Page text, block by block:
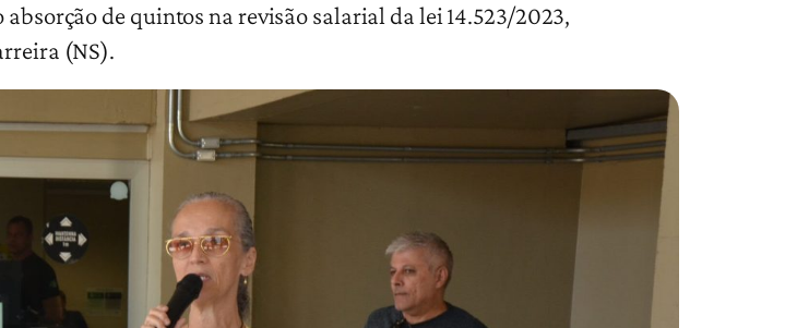
de quintos na revisão salarial da lei 14.523/2023,
(NS).